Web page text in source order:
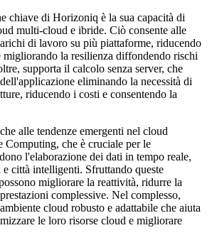
chiave di Horizoniq è la sua capacità di
multi-cloud e ibride. Ciò consente alle
di lavoro su più piattaforme, riducendo
la resilienza diffondendo rischi
supporta il calcolo senza server, che
eliminando la necessità di
riducendo i costi e consentendo la
alle tendenze emergenti nel cloud
Computing, che è cruciale per le
l'elaborazione dei dati in tempo reale,
città intelligenti. Sfruttando queste
migliorare la reattività, ridurre la
complessive. Nel complesso,
cloud robusto e adattabile che aiuta
le loro risorse cloud e migliorare